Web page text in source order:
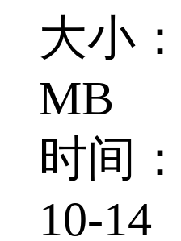
大小
MB
时间
10-14